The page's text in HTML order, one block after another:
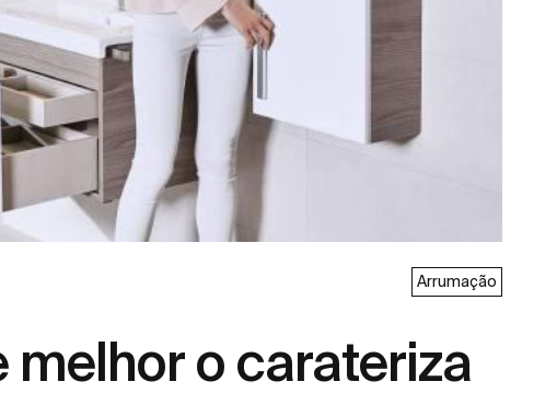
Arrumação
melhor o carateriza